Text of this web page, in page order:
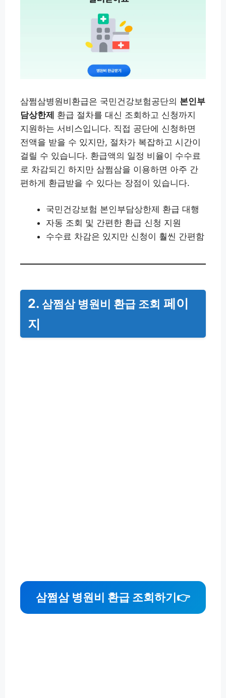
삼쩜삼병원비환급은 국민건강보험공단의 본인부
담상한제 환급 절차를 대신 조회하고 신청까지
지원하는 서비스입니다. 직접 공단에 신청하면
전액을 받을 수 있지만, 절차가 복잡하고 시간이
걸릴 수 있습니다. 환급액의 일정 비율이 수수료
로 차감되긴 하지만 삼쩜삼을 이용하면 아주 간
편하게 환급받을 수 있다는 장점이 있습니다.
국민건강보험 본인부담상한제 환급 대행
자동 조회 및 간편한 환급 신청 지원
수수료 차감은 있지만 신청이 훨씬 간편함
2. 삼쩜삼 병원비 환급 조회 페이
지
삼쩜삼 병원비 환급 조회하기👉